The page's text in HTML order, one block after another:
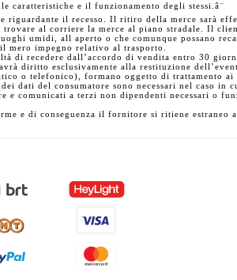
caratteristiche e il funzionamento degli stessi.â¨
riguardante il recesso. Il ritiro della merce sarà
al corriere la merce al piano stradale. Il
umidi, all aperto o che comunque possano
mero impegno relativo al trasporto.
di recedere dall’accordo di vendita entro 30
diritto esclusivamente alla restituzione
o telefonico), formano oggetto di trattamento ai
dati del consumatore sono necessari nel caso in
comunicati a terzi non dipendenti necessari o
e di conseguenza il fornitore si ritiene estraneo